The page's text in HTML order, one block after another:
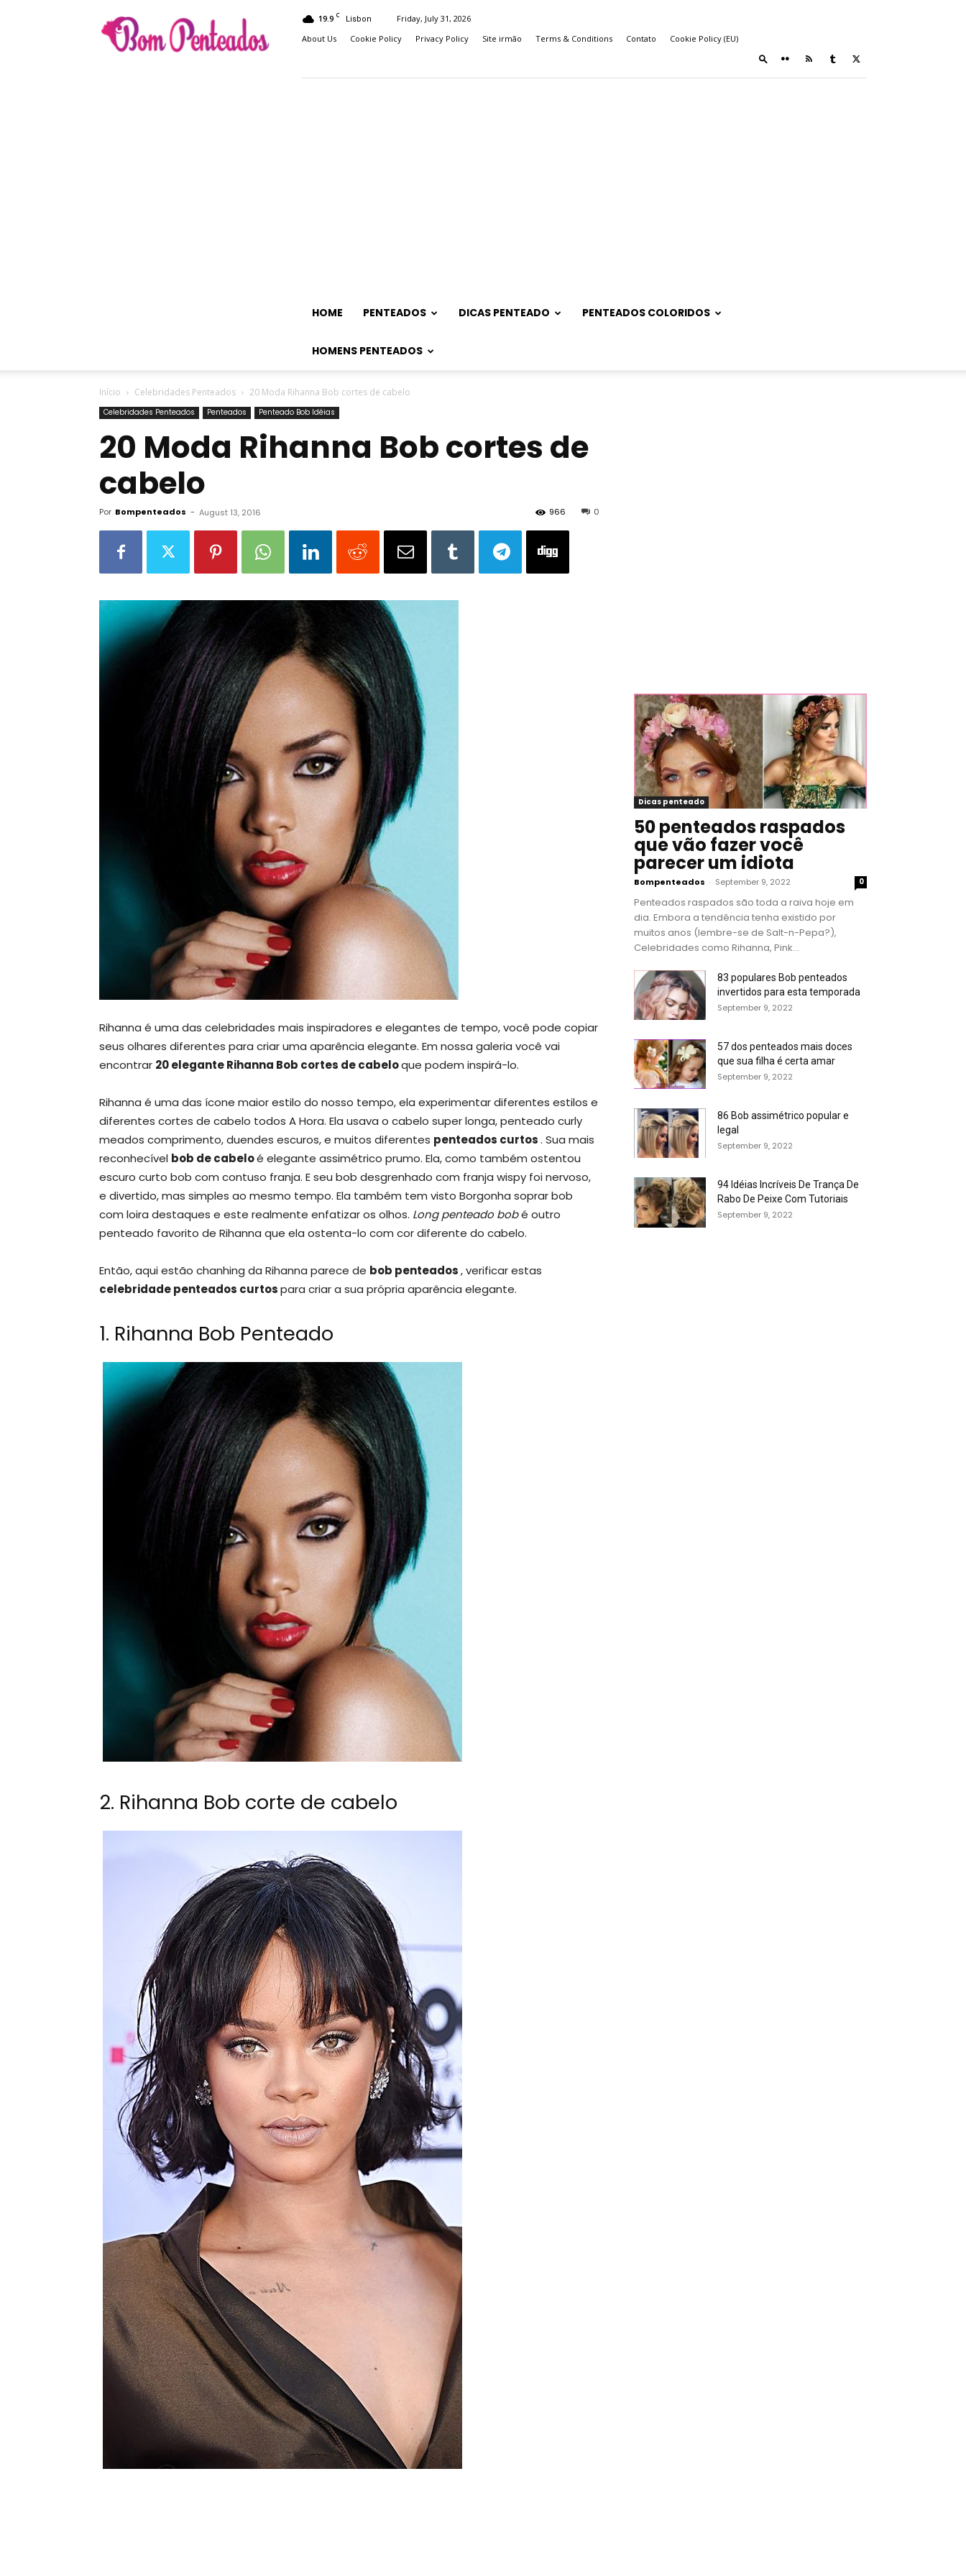
Penteados
19.9 C Lisbon
Friday, July 31, 2026
About Us
Cookie Policy Privacy Policy Site irmão Terms & Conditions Contato Cookie Policy (EU)
HOME PENTEADOS DICAS PENTEADO PENTEADOS COLORIDOS
HOMENS PENTEADOS
Início Celebridades Penteados 20 Moda Rihanna Bob cortes de cabelo
Celebridades Penteados Penteados Penteado Bob Idéias
20 Moda Rihanna Bob cortes de
cabelo
Por Bompenteados - August 13, 2016 0
966
Rihanna é uma das celebridades mais inspiradores e elegantes de tempo, você pode copiar
seus olhares diferentes para criar uma aparência elegante. Em nossa galeria você vai
encontrar 20 elegante Rihanna Bob cortes de cabeloque podem inspirá-lo.
Rihanna é uma das ícone maior estilo do nosso tempo, ela experimentar diferentes estilos e
diferentes cortes de cabelo todos A Hora. Ela usava o cabelo super longa, penteado curly
meados comprimento, duendes escuros, e muitos diferentes penteados curtos. Sua mais
reconhecível bob de cabeloé elegante assimétrico prumo. Ela, como também ostentou
escuro curto bob com contuso franja. E seu bob desgrenhado com franja wispy foi nervoso,
e divertido, mas simples ao mesmo tempo. Ela também tem visto Borgonha soprar bob
com loira destaques e este realmente enfatizar os olhos. Long penteado bobé outro
penteado favorito de Rihanna que ela ostenta-lo com cor diferente do cabelo.
Então, aqui estão chanhing da Rihanna parece de bob penteados, verificar estas
celebridade penteados curtospara criar a sua própria aparência elegante.
1. Rihanna Bob Penteado
2. Rihanna Bob corte de cabelo
Dicas penteado
50 penteados raspados
que vão fazer você
parecer um idiota
Bompenteados - September 9, 2022 0
Penteados raspados são toda a raiva hoje em
dia. Embora a tendência tenha existido por
muitos anos (lembre-se de Salt-n-Pepa?),
Celebridades como Rihanna, Pink...
83 populares Bob penteados
invertidos para esta temporada
September 9, 2022
57 dos penteados mais doces
que sua filha é certa amar
September 9, 2022
86 Bob assimétrico popular e
legal
September 9, 2022
94 Idéias Incríveis De Trança De
Rabo De Peixe Com Tutoriais
September 9, 2022